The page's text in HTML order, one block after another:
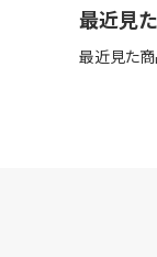
最近見
最近見た商